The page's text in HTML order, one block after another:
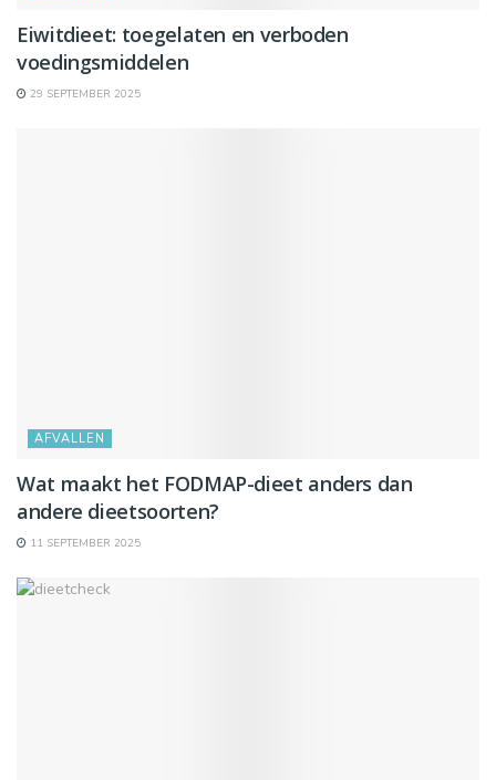
Eiwitdieet: toegelaten en verboden
voedingsmiddelen
29 SEPTEMBER 2025
AFVALLEN
Wat maakt het FODMAP-dieet anders dan
andere dieetsoorten?
11 SEPTEMBER 2025